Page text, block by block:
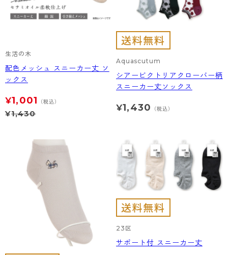
生活の木
配色メッシュ スニーカー丈 ソ
ックス
¥1,001 （税込）
¥1,430
Aquascutum
シアービクトリアクローバー柄
スニーカー丈ソックス
¥1,430 （税込）
23区
サポート付 スニーカー丈